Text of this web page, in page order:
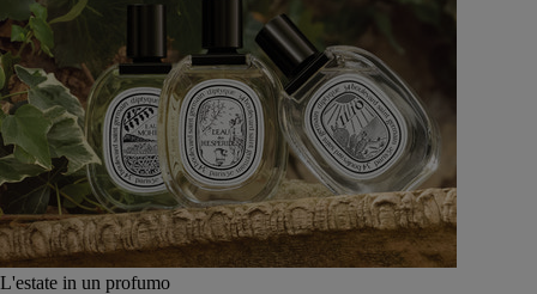
L'estate in un profumo